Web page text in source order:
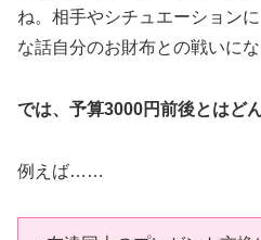
ね。相手やシチュエーション
な話自分のお財布との戦いに
では、予算3000円前後とはど
例えば……